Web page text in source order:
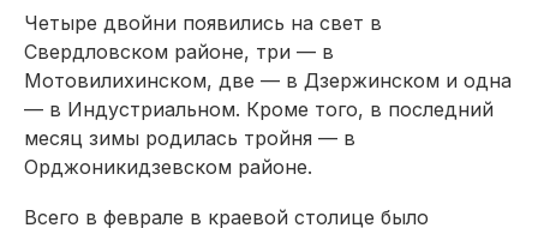
Четыре двойни появились на свет в
Свердловском районе, три — в
Мотовилихинском, две — в Дзержинском и одна
— в Индустриальном. Кроме того, в последний
месяц зимы родилась тройня — в
Орджоникидзевском районе.
Всего в феврале в краевой столице было